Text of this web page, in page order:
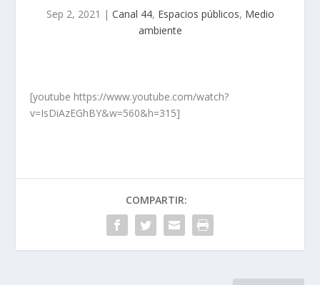
Sep 2, 2021 | Canal 44, Espacios públicos, Medio
ambiente
[youtube https://www.youtube.com/watch?
v=IsDiAzEGhBY&w=560&h=315]
COMPARTIR: